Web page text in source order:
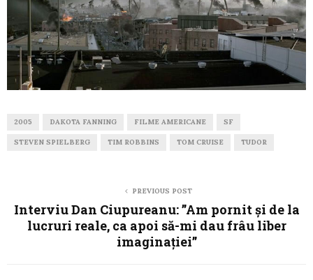
2005 DAKOTA FANNING FILME AMERICANE SF
STEVEN SPIELBERG TIM ROBBINS TOM CRUISE TUDOR
PREVIOUS POST
Interviu Dan Ciupureanu: ”Am pornit și de la
lucruri reale, ca apoi să-mi dau frâu liber
imaginației”